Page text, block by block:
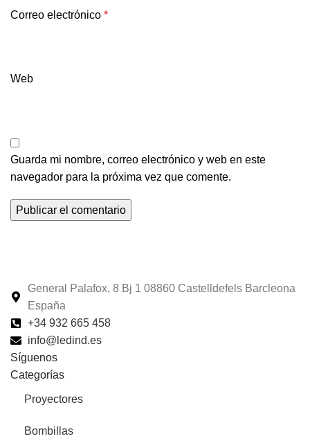
Correo electrónico *
Web
Guarda mi nombre, correo electrónico y web en este
navegador para la próxima vez que comente.
General Palafox, 8 Bj 1 08860 Castelldefels Barcleona
España
+34 932 665 458‬
info@ledind.es
Síguenos
Categorías
Proyectores
Bombillas